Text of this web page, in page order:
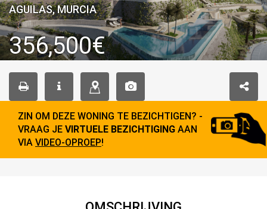
AGUILAS, MURCIA
356,500€
ZIN OM DEZE WONING TE BEZICHTIGEN? -
VRAAG JE VIRTUELE BEZICHTIGING AAN
VIA VIDEO-OPROEP!